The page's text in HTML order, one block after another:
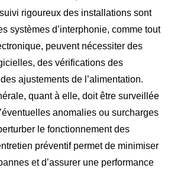
rigoureux des installations sont
systèmes d’interphonie, comme tout
peuvent nécessiter des
des vérifications des
ajustements de l’alimentation.
quant à elle, doit être surveillée
anomalies ou surcharges
le fonctionnement des
préventif permet de minimiser
et d’assurer une performance